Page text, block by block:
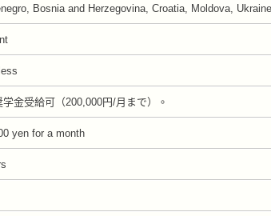
Bosnia and Herzegovina, Croatia, Moldova, Ukraine
学金受給可（200,000円/月まで）。
yen for a month